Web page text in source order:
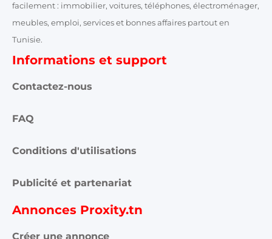
facilement : immobilier, voitures, téléphones, électroménager,
meubles, emploi, services et bonnes affaires partout en
Tunisie.
Informations et support
Contactez-nous
FAQ
Conditions d'utilisations
Publicité et partenariat
Annonces Proxity.tn
Créer une annonce